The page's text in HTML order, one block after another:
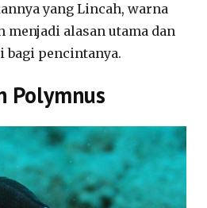
yang Lincah, warna
menjadi alasan utama dan
bagi pencintanya.
Polymnus